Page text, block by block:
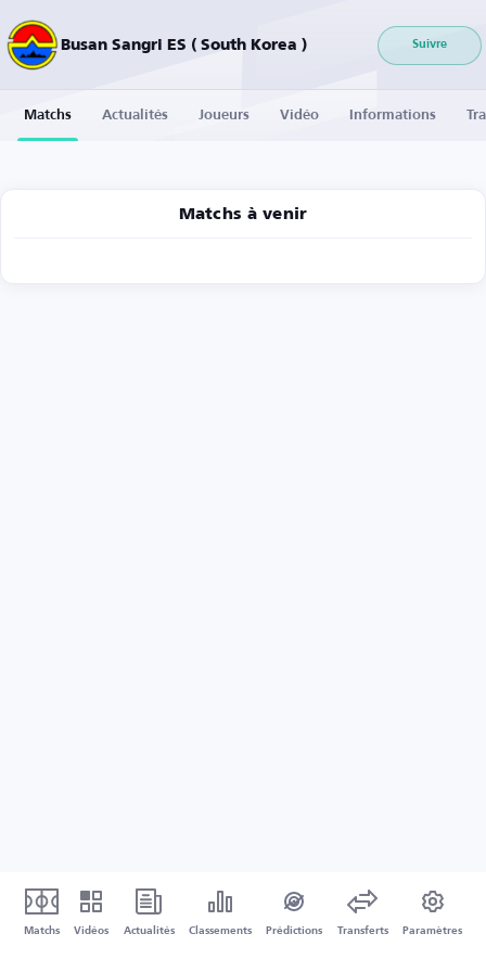
Busan Sangri ES ( South Korea ) Suivre
Matchs Actualités Joueurs Vidéo Informations
Matchs à venir
Matchs Vidéos Actualités Classements Prédictions Transferts Paramètres